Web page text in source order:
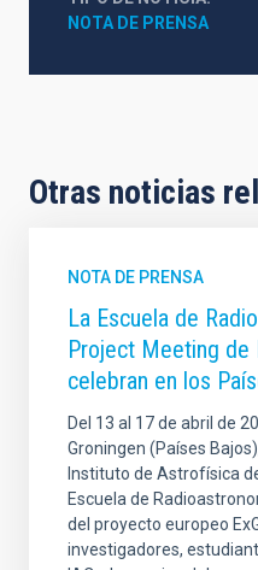
NOTA DE PRENSA
Otras noticias
NOTA DE PRENSA
La Escuela de
Project Meeting de
celebran en los
Del 13 al 17 de abril de
Groningen (Países
Instituto de Astrofísica
Escuela de
del proyecto europeo
investigadores,